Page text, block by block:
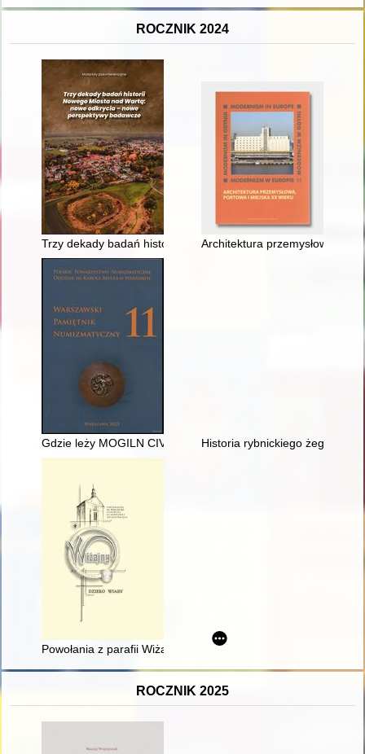
ROCZNIK 2024
Trzy dekady badań historii Nowego Miasta nad Wartą : nowe
Architektura przemysłowa,
Gdzie leży MOGILN CIVITAS i kto jest autorem stempli
Historia rybnickiego
Powołania z parafii Wiżajny
ROCZNIK 2025